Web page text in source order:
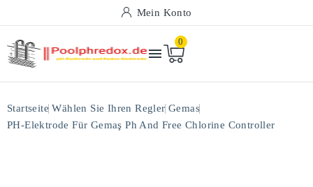
Mein Konto

0
Startseite Wählen Sie Ihren Regler Gemas
PH-Elektrode Für Gemaş Ph And Free Chlorine Controller